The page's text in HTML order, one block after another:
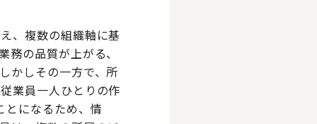
、複数の組織軸に基
の品質が上がる、
かしその一方で、所
業員一人ひとりの作
とになるため、情